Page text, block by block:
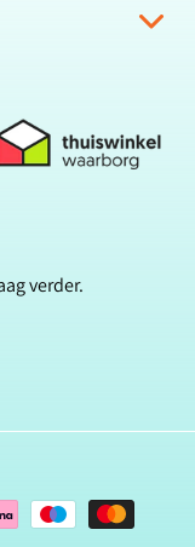
verder.